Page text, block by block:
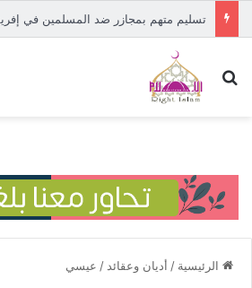
بحث عن
الرئيسية / أديان وعقائد / عيسي